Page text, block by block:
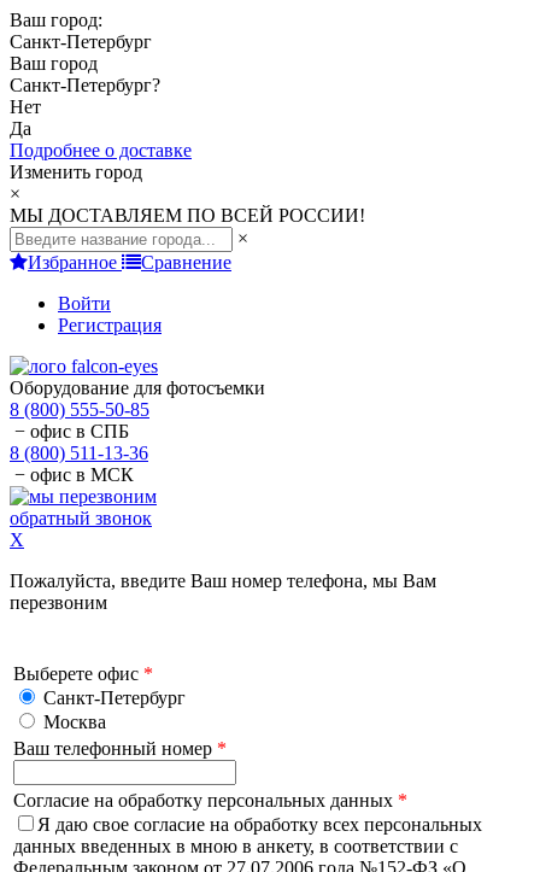
Ваш город:
Санкт-Петербург
Ваш город
Санкт-Петербург?
Нет
Да
Подробнее о доставке
Изменить город
×
МЫ ДОСТАВЛЯЕМ ПО ВСЕЙ РОССИИ!
×
Избранное
Сравнение
Войти
Регистрация
Оборудование для фотосъемки
8 (800) 555-50-85
− офис в СПБ
8 (800) 511-13-36
− офис в МСК
обратный звонок
X
Пожалуйста, введите Ваш номер телефона, мы Вам
перезвоним
Выберете офис *
Санкт-Петербург
Москва
Ваш телефонный номер *
Согласие на обработку персональных данных *
Я даю свое согласие на обработку всех персональных
данных введенных в мною в анкету, в соответствии с
Федеральным законом от 27.07.2006 года №152-ФЗ «О